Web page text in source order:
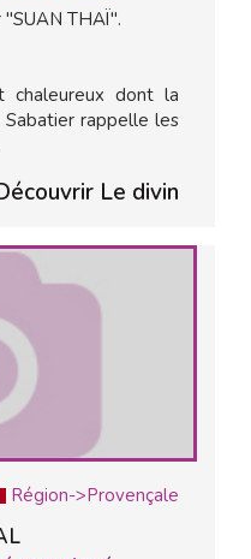
THAÏ".
chaleureux dont la
Sabatier rappelle les
Le divin
Région->Provençale